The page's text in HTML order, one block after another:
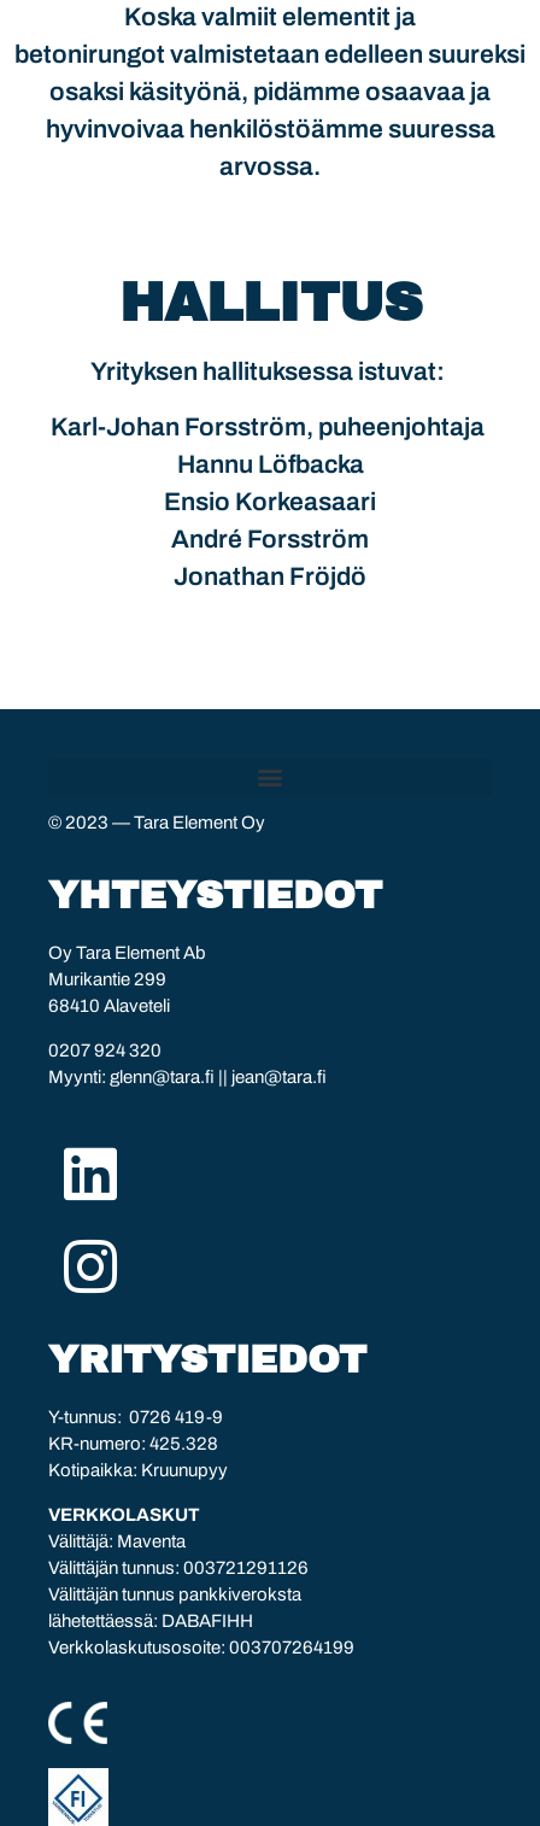
Koska valmiit elementit ja
betonirungot valmistetaan edelleen suureksi
osaksi käsityönä, pidämme osaavaa ja
hyvinvoivaa henkilöstöämme suuressa
arvossa.
HALLITUS
Yrityksen hallituksessa istuvat:
Karl-Johan Forsström, puheenjohtaja
Hannu Löfbacka
Ensio Korkeasaari
André Forsström
Jonathan Fröjdö
© 2023 — Tara Element Oy
YHTEYSTIEDOT
Oy Tara Element Ab
Murikantie 299
68410 Alaveteli
0207 924 320
Myynti: glenn@tara.fi || jean@tara.fi
YRITYSTIEDOT
Y-tunnus: 0726 419-9
KR-numero: 425.328
Kotipaikka: Kruunupyy
VERKKOLASKUT
Välittäjä: Maventa
Välittäjän tunnus: 003721291126
Välittäjän tunnus pankkiveroksta
lähetettäessä: DABAFIHH
Verkkolaskutusosoite: 003707264199